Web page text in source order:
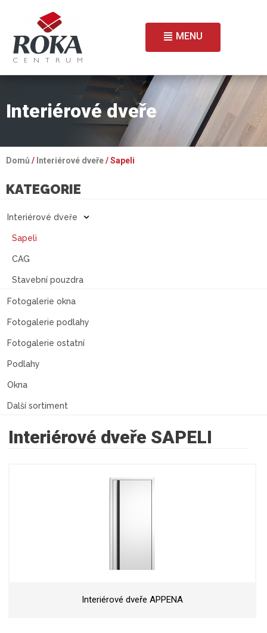
MENU
Interiérové dveře
Domů / Interiérové dveře/ Sapeli
KATEGORIE
Interiérové dveře
Sapeli
CAG
Stavební pouzdra
Fotogalerie okna
Fotogalerie podlahy
Fotogalerie ostatní
Podlahy
Okna
Další sortiment
Interiérové dveře SAPELI
Interiérové dveře APPENA